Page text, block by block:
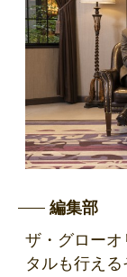
編集部
ザ・グロー
タルも行え